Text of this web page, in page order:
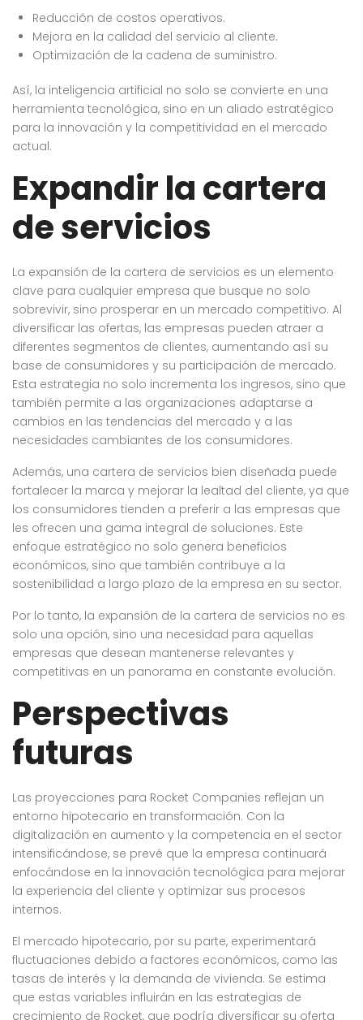
Reducción de costos operativos.
Mejora en la calidad del servicio al cliente.
Optimización de la cadena de suministro.
Así, la inteligencia artificial no solo se convierte en una
herramienta tecnológica, sino en un aliado estratégico
para la innovación y la competitividad en el mercado
actual.
Expandir la cartera
de servicios
La expansión de la cartera de servicios es un elemento
clave para cualquier empresa que busque no solo
sobrevivir, sino prosperar en un mercado competitivo. Al
diversificar las ofertas, las empresas pueden atraer a
diferentes segmentos de clientes, aumentando así su
base de consumidores y su participación de mercado.
Esta estrategia no solo incrementa los ingresos, sino que
también permite a las organizaciones adaptarse a
cambios en las tendencias del mercado y a las
necesidades cambiantes de los consumidores.
Además, una cartera de servicios bien diseñada puede
fortalecer la marca y mejorar la lealtad del cliente, ya que
los consumidores tienden a preferir a las empresas que
les ofrecen una gama integral de soluciones. Este
enfoque estratégico no solo genera beneficios
económicos, sino que también contribuye a la
sostenibilidad a largo plazo de la empresa en su sector.
Por lo tanto, la expansión de la cartera de servicios no es
solo una opción, sino una necesidad para aquellas
empresas que desean mantenerse relevantes y
competitivas en un panorama en constante evolución.
Perspectivas
futuras
Las proyecciones para Rocket Companies reflejan un
entorno hipotecario en transformación. Con la
digitalización en aumento y la competencia en el sector
intensificándose, se prevé que la empresa continuará
enfocándose en la innovación tecnológica para mejorar
la experiencia del cliente y optimizar sus procesos
internos.
El mercado hipotecario, por su parte, experimentará
fluctuaciones debido a factores económicos, como las
tasas de interés y la demanda de vivienda. Se estima
que estas variables influirán en las estrategias de
crecimiento de Rocket, que podría diversificar su oferta